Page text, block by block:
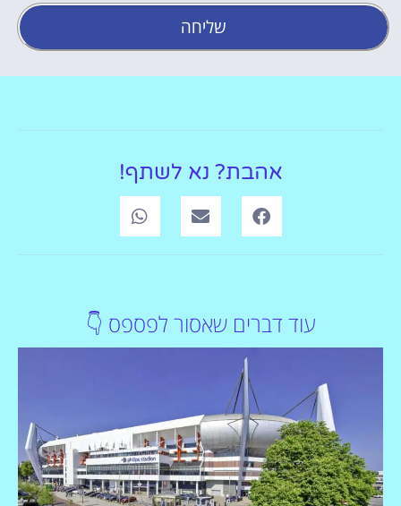
שליחה
אהבת? נא לשתף!
עוד דברים שאסור לפספס 👇